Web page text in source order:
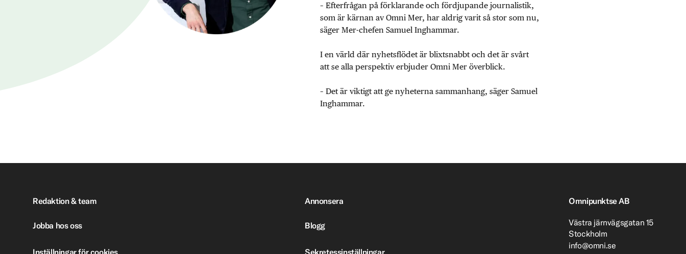
– Efterfrågan på förklarande och fördjupande journalistik,
som är kärnan av Omni Mer, har aldrig varit så stor som nu,
säger Mer-chefen Samuel Inghammar.
I en värld där nyhetsflödet är blixtsnabbt och det är svårt
att se alla perspektiv erbjuder Omni Mer överblick.
– Det är viktigt att ge nyheterna sammanhang, säger Samuel
Inghammar.
Redaktion & team Annonsera
Jobba hos oss Blogg
Inställningar för cookies Sekretessinställningar
Omnipunktse AB
Västra järnvägsgatan 15
Stockholm
info@omni.se